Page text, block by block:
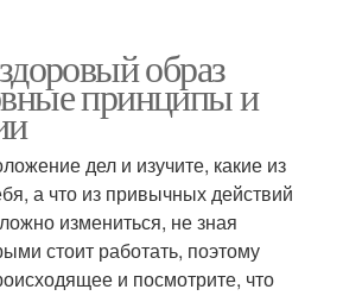
образ
принципы и
дел и изучите, какие из
а что из привычных действий
измениться, не зная
стоит работать, поэтому
и посмотрите, что